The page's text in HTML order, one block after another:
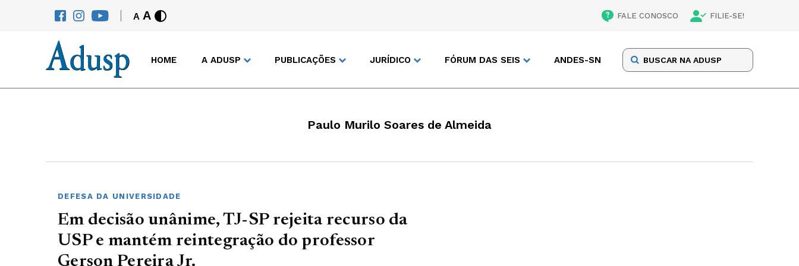
A A FALE CONOSCO FILIE-SE!
HOME A ADUSP PUBLICAÇÕES JURÍDICO FÓRUM DAS SEIS ANDES-SN
Paulo Murilo Soares de Almeida
DEFESA DA UNIVERSIDADE
Em decisão unânime, TJ-SP rejeita recurso da
USP e mantém reintegração do professor
Gerson Pereira Jr.